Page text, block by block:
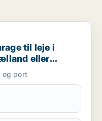
leje i Storkøbenhavn,
til leje i
eller
og port